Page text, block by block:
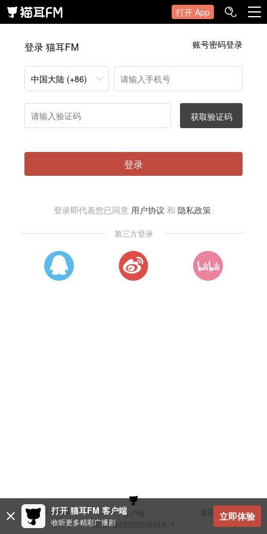
打开 App
登录 猫耳FM 账号密码登录
中国大陆 (+86)
获取验证码
登录
登录即代表您已同意 用户协议 和 隐私政策
第三方登录
建议与反馈 客户端
返回顶部
冀ICP备2022025898号-1
打开 猫耳FM 客户端
收听更多精彩广播剧 立即体验